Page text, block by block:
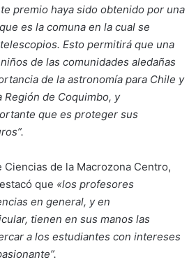
premio haya sido obtenido por una
que es la comuna en la cual se
Esto permitirá que una
de las comunidades aledañas
de la astronomía para Chile y
Región de Coquimbo, y
que es proteger sus
Ciencias de la Macrozona Centro,
que «los profesores
en general, y en
tienen en sus manos las
a los estudiantes con intereses